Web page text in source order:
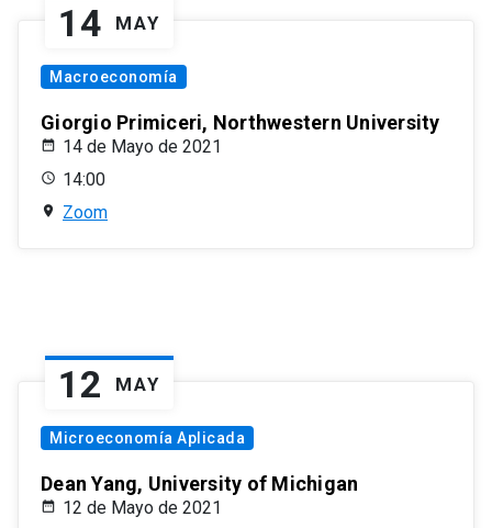
14 MAY
Macroeconomía
Giorgio Primiceri, Northwestern University
14 de Mayo de 2021
14:00
Zoom
12 MAY
Microeconomía Aplicada
Dean Yang, University of Michigan
12 de Mayo de 2021